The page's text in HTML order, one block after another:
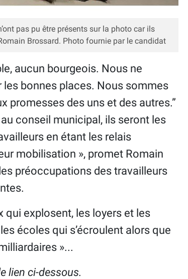
pas pu être présents sur la photo car ils
Brossard. Photo fournie par le candidat
aucun bourgeois. Nous ne
bonnes places. Nous sommes
promesses des uns et des autres.”
conseil municipal, ils seront les
en étant les relais
mobilisation », promet Romain
préoccupations des travailleurs
qui explosent, les loyers et les
écoles qui s’écroulent alors que
»...
lien ci-dessous.